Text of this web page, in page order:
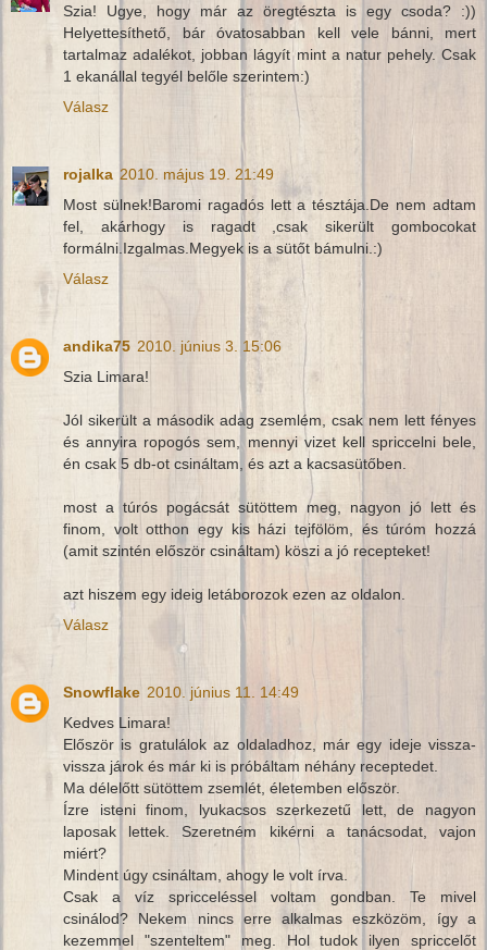
Szia! Ugye, hogy már az öregtészta is egy csoda? :))
Helyettesíthető, bár óvatosabban kell vele bánni, mert
tartalmaz adalékot, jobban lágyít mint a natur pehely. Csak
1 ekanállal tegyél belőle szerintem:)
Válasz
rojalka 2010. május 19. 21:49
Most sülnek!Baromi ragadós lett a tésztája.De nem adtam
fel, akárhogy is ragadt ,csak sikerült gombocokat
formálni.Izgalmas.Megyek is a sütőt bámulni.:)
Válasz
andika75 2010. június 3. 15:06
Szia Limara!
Jól sikerült a második adag zsemlém, csak nem lett fényes
és annyira ropogós sem, mennyi vizet kell spriccelni bele,
én csak 5 db-ot csináltam, és azt a kacsasütőben.
most a túrós pogácsát sütöttem meg, nagyon jó lett és
finom, volt otthon egy kis házi tejfölöm, és túróm hozzá
(amit szintén először csináltam) köszi a jó recepteket!
azt hiszem egy ideig letáborozok ezen az oldalon.
Válasz
Snowflake 2010. június 11. 14:49
Kedves Limara!
Először is gratulálok az oldaladhoz, már egy ideje vissza-
vissza járok és már ki is próbáltam néhány receptedet.
Ma délelőtt sütöttem zsemlét, életemben először.
Ízre isteni finom, lyukacsos szerkezetű lett, de nagyon
laposak lettek. Szeretném kikérni a tanácsodat, vajon
miért?
Mindent úgy csináltam, ahogy le volt írva.
Csak a víz spricceléssel voltam gondban. Te mivel
csinálod? Nekem nincs erre alkalmas eszközöm, így a
kezemmel "szenteltem" meg. Hol tudok ilyen spriccelőt